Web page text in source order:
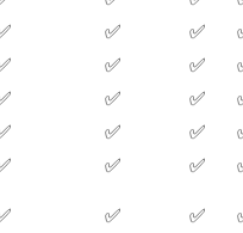
✅ ✅
✅ ✅
✅ ✅
✅ ✅
✅ ✅
✅ ✅